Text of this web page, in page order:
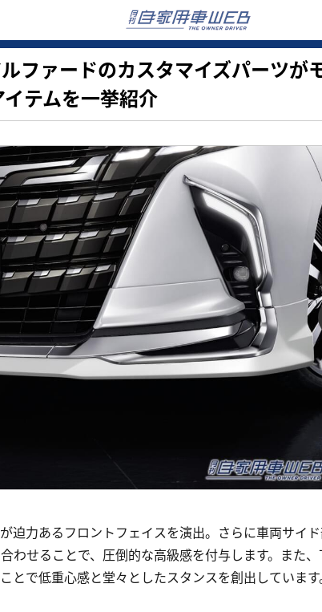
ファードのカスタマイズパーツが
テムを一挙紹介
迫力あるフロントフェイスを演出。さらに車両サイ
わせることで、圧倒的な高級感を付与します。また
で低重心感と堂々としたスタンスを創出しています